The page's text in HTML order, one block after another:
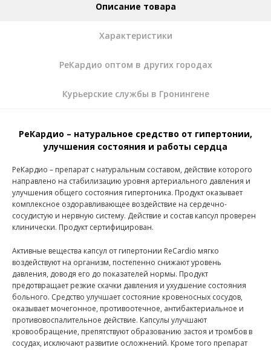
Описание товара
Характеристики
РеКардио оптом в других городах
Курьерские службы в Гронингене
РеКардио – натуральное средство от гипертонии,
улучшения состояния и работы сердца
РеКардио – препарат с натуральным составом, действие которого
направлено на стабилизацию уровня артериального давления и
улучшения общего состояния гипертоника. Продукт оказывает
комплексное оздоравливающее воздействие на сердечно-
сосудистую и нервную систему. Действие и состав капсул проверен
клинически. Продукт сертифицирован.
Активные вещества капсул от гипертонии ReCardio мягко
воздействуют на организм, постепенно снижают уровень
давления, доводя его до показателей нормы. Продукт
предотвращает резкие скачки давления и ухудшение состояния
больного. Средство улучшает состояние кровеносных сосудов,
оказывает мочегонное, противоотечное, антибактериальное и
противовоспалительное действие. Капсулы улучшают
кровообращение, препятствуют образованию застоя и тромбов в
сосудах, исключают развитие осложнений. Кроме того препарат